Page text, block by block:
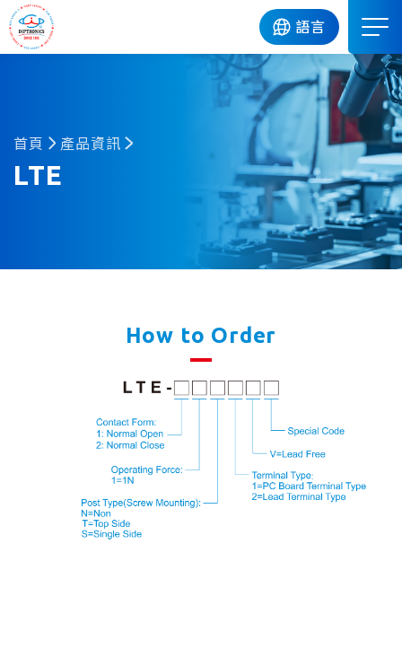
語言
首頁 產品資訊
LTE
How to Order